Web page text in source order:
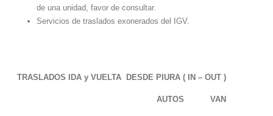
de una unidad, favor de consultar.
Servicios de traslados exonerados del IGV.
TRASLADOS IDA y VUELTA DESDE PIURA ( IN – OUT )
AUTOS VAN